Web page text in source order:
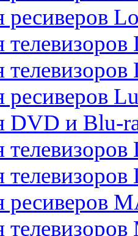
ресиверов
ресиверов
DVD и Blu-
ресиверов